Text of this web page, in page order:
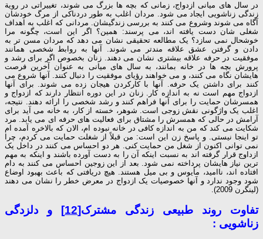
در سال های میانی ازدواج، زمانی که بچه ها بزرگ می شوند، تغییراتی در رویة
زندگی زناشویی ایجاد می شود. مردان اغلب به طور دردناکی از مرگ خودشان
آگاه می شوند وشروع می کنند به بررسی زندگیشان. مردانی که اغلب به اهداف
شغلی شان دست یافته اند، می پرسند: همین؟ اگر این است، چگونه مرا
خوشحال نمی سازد؟ یک مطالعه تحقیقی نشان می دهد که مردان مسن تر به
دادن و گرفتن عشق علاقه مندتر می شوند. آنها به روابط شخصی همانند
موفقیت در حرفه علاقه بیشتری نشان می دهند. زنان بخصوص اگر برای رشد و
پرورش بچه ها در خانه بمانند، به سال های میانی به عنوان آخرین فرصت
هایشان نگاه می کنند، و می خواهند رؤیای موفقیت را دنبال کنند. آنها شروع می
کنند برای داشتن یک حرفه. آنها با کارکردن هیجان زده می شوند. برای آنها
ازدواج مهم است نه به اندازه کار. زنان در این دوره انتظار دارند که ازدواج و
همسرشان حمایت را برای آنها فراهم کنند و رشد شخصی را ارائه دهند. نتیجه،
اغلب یک واژگونی نقش زوجی است. شوهر، خسته از کار، به خانه می آید برای
آرامش در حالی که همسرش را مشتاق برای فعالیت های حرفه ای می یابد. مرد
شکایت می کند که من به اندازه کافی در خانه نبوده ام، الان که بالاخره آمده ام
تو اینجا نیستی. و پاسخ زن این است: من قبلاً از شغلت حمایت می کردم، چرا
نمی توانی اکنون از شغل من حمایت کنی. هر دو احساس می کنند در داخل یک
ازداوج قرار گرفته اند به نسبت اینکه آن را به دست آورده باشند و اینکه به مهم
ترین نیاز هایشان پرداخته نمی شود. بعد از این زوجین احساس می کنند به دام
افتاده اند، ناامید، مأیوس و بی میل هستند. هیچ دریافتی که باعث بهبود اوضاع
شود وجود ندارد و آنها خصوصیات یک ازدواج در معرض خطر را نشان می دهند
(لینگرن 2009).
تفاوت روند طبیعی زندگی مشترک[12]
و دلزدگی
زناشویی :